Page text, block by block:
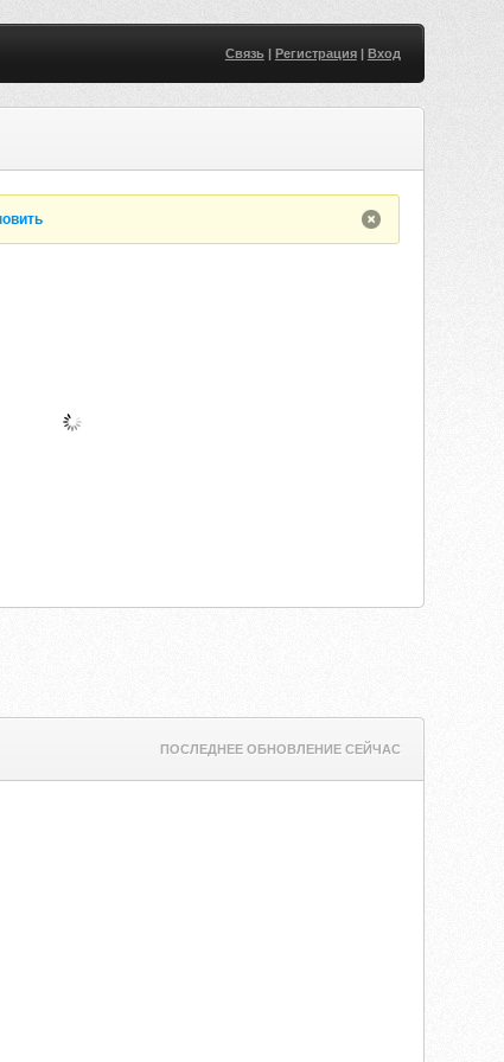
Связь| Регистрация| Вход
ПОСЛЕДНЕЕ ОБНОВЛЕНИЕ СЕЙЧАС